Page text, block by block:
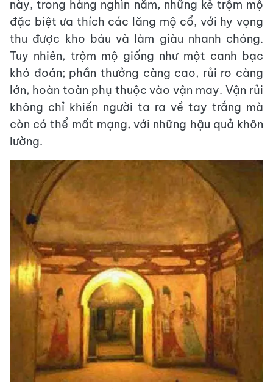
này, trong hàng nghìn năm, những kẻ trộm mộ
đặc biệt ưa thích các lăng mộ cổ, với hy vọng
thu được kho báu và làm giàu nhanh chóng.
Tuy nhiên, trộm mộ giống như một canh bạc
khó đoán; phần thưởng càng cao, rủi ro càng
lớn, hoàn toàn phụ thuộc vào vận may. Vận rủi
không chỉ khiến người ta ra về tay trắng mà
còn có thể mất mạng, với những hậu quả khôn
lường.